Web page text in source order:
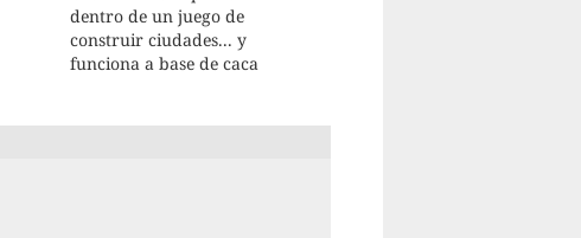
dentro de un juego de
construir ciudades... y
funciona a base de caca